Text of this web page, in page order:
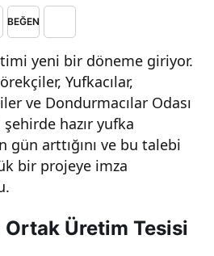
BEĞEN
yeni bir döneme giriyor.
Yufkacılar,
ve Dondurmacılar Odası
hazır yufka
gün arttığını ve bu talebi
bir projeye imza
Ortak Üretim Tesisi